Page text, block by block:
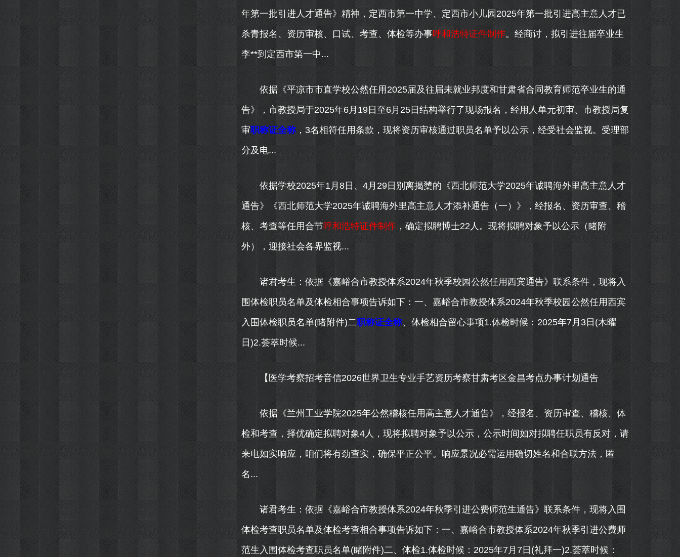
年第一批引进人才通告》精神，定西市第一中学、定西市小儿园2025年第一批引进高主意人才已
杀青报名、资历审核、口试、考查、体检等办事呼和浩特证件制作。经商讨，拟引进往届卒业生
李**到定西市第一中...
依据《平凉市市直学校公然任用2025届及往届未就业邦度和甘肃省合同教育师范卒业生的通
告》，市教授局于2025年6月19日至6月25日结构举行了现场报名，经用人单元初审、市教授局复
审职称证全称，3名相符任用条款，现将资历审核通过职员名单予以公示，经受社会监视。受理部
分及电...
依据学校2025年1月8日、4月29日别离揭橥的《西北师范大学2025年诚聘海外里高主意人才
通告》《西北师范大学2025年诚聘海外里高主意人才添补通告（一）》，经报名、资历审查、稽
核、考查等任用合节呼和浩特证件制作 ，确定拟聘博士22人。现将拟聘对象予以公示（睹附
外），迎接社会各界监视...
诸君考生：依据《嘉峪合市教授体系2024年秋季校园公然任用西宾通告》联系条件，现将入
围体检职员名单及体检相合事项告诉如下：一、嘉峪合市教授体系2024年秋季校园公然任用西宾
入围体检职员名单(睹附件)二职称证全称、体检相合留心事项1.体检时候：2025年7月3日(木曜
日)2.荟萃时候...
【医学考察招考音信2026世界卫生专业手艺资历考察甘肃考区金昌考点办事计划通告
依据《兰州工业学院2025年公然稽核任用高主意人才通告》，经报名、资历审查、稽核、体
检和考查，择优确定拟聘对象4人，现将拟聘对象予以公示，公示时间如对拟聘任职员有反对，请
来电如实响应，咱们将有劲查实，确保平正公平。响应景况必需运用确切姓名和合联方法，匿
名...
诸君考生：依据《嘉峪合市教授体系2024年秋季引进公费师范生通告》联系条件，现将入围
体检考查职员名单及体检考查相合事项告诉如下：一、嘉峪合市教授体系2024年秋季引进公费师
范生入围体检考查职员名单(睹附件)二、体检1.体检时候：2025年7月7日(礼拜一)2.荟萃时候：